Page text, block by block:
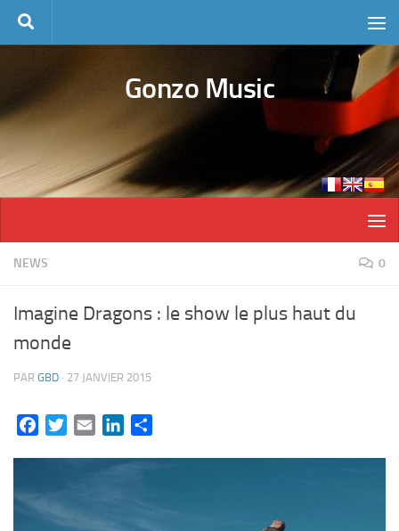
Skip to content
Gonzo Music
NEWS 0
Imagine Dragons : le show le plus haut du
monde
PAR GBD · 27 JANVIER 2015
FacebookTwitterEmail LinkedIn